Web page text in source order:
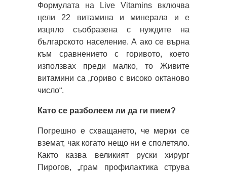
Формулата на Live Vitamins включва
цели 22 витамина и минерала и е
изцяло съобразена с нуждите на
българското население. А ако се върна
към сравнението с горивото, което
използвах преди малко, то Живите
витамини са „гориво с високо октаново
число“.
Като се разболеем ли да ги пием?
Погрешно е схващането, че мерки се
вземат, чак когато нещо ни е сполетяло.
Както казва великият руски хирург
Пирогов, „грам профилактика струва